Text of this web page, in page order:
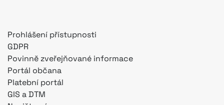
Prohlášení přístupnosti
GDPR
Povinně zveřejňované informace
Portál občana
Platební portál
GIS a DTM